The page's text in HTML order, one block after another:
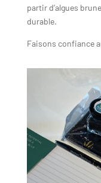
partir d’algues
durable.
Faisons confiance